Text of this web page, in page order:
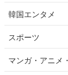
韓国エンタメ
スポーツ
マンガ・アニメ